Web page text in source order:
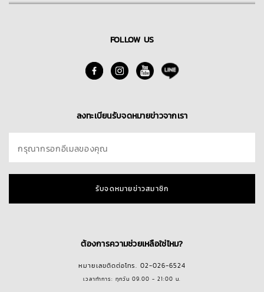
FOLLOW US
ลงทะเบียนรับจดหมายข่าวจากเรา
กรุณากรอกอีเมลของคุณ
รับจดหมายข่าวสมาชิก
ต้องการความช่วยเหลือใช่ไหม?
หมายเลขติดต่อโทร. 02-026-6524
เวลาทำการ: ทุกวัน 09.00 - 21:00 น.